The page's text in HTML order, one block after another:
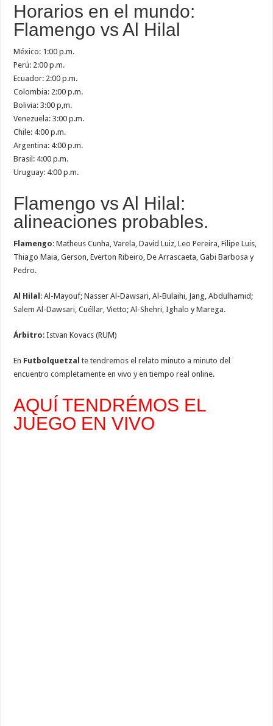
Horarios en el mundo:
Flamengo vs Al Hilal
México: 1:00 p.m.
Perú: 2:00 p.m.
Ecuador: 2:00 p.m.
Colombia: 2:00 p.m.
Bolivia: 3:00 p,m.
Venezuela: 3:00 p.m.
Chile: 4:00 p.m.
Argentina: 4:00 p.m.
Brasil: 4:00 p.m.
Uruguay: 4:00 p.m.
Flamengo vs Al Hilal:
alineaciones probables.
Flamengo: Matheus Cunha, Varela, David Luiz, Leo Pereira, Filipe Luis,
Thiago Maia, Gerson, Everton Ribeiro, De Arrascaeta, Gabi Barbosa y
Pedro.
Al Hilal : Al-Mayouf; Nasser Al-Dawsari, Al-Bulaihi, Jang, Abdulhamid;
Salem Al-Dawsari, Cuéllar, Vietto; Al-Shehri, Ighalo y Marega.
Árbitro: Istvan Kovacs (RUM)
En Futbolquetzalte tendremos el relato minuto a minuto del
encuentro completamente en vivo y en tiempo real online.
AQUÍ TENDRÉMOS EL
JUEGO EN VIVO